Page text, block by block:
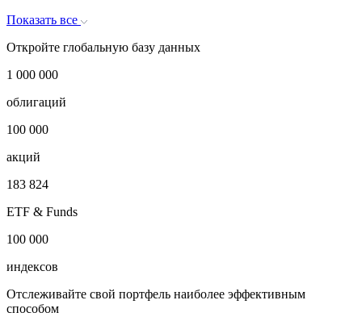
Показать все
Откройте глобальную базу данных
1 000 000
облигаций
100 000
акций
183 824
ETF & Funds
100 000
индексов
Отслеживайте свой портфель наиболее эффективным
способом